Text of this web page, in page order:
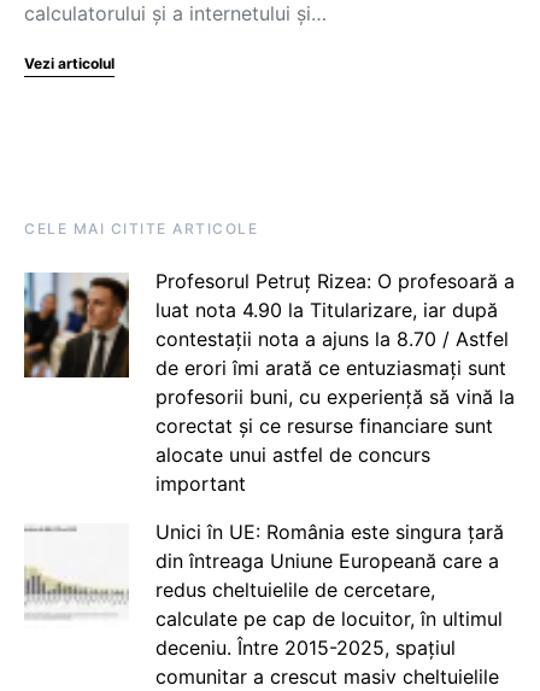
calculatorului şi a internetului şi…
Vezi articolul
CELE MAI CITITE ARTICOLE
Profesorul Petruț Rizea: O profesoară a
luat nota 4.90 la Titularizare, iar după
contestații nota a ajuns la 8.70 / Astfel
de erori îmi arată ce entuziasmați sunt
profesorii buni, cu experiență să vină la
corectat și ce resurse financiare sunt
alocate unui astfel de concurs
important
Unici în UE: România este singura țară
din întreaga Uniune Europeană care a
redus cheltuielile de cercetare,
calculate pe cap de locuitor, în ultimul
deceniu. Între 2015-2025, spațiul
comunitar a crescut masiv cheltuielile